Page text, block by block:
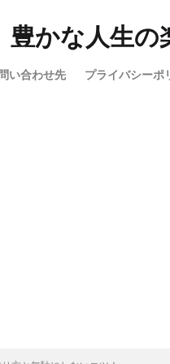
豊かな人生の
い合わせ先 プライバシーポ